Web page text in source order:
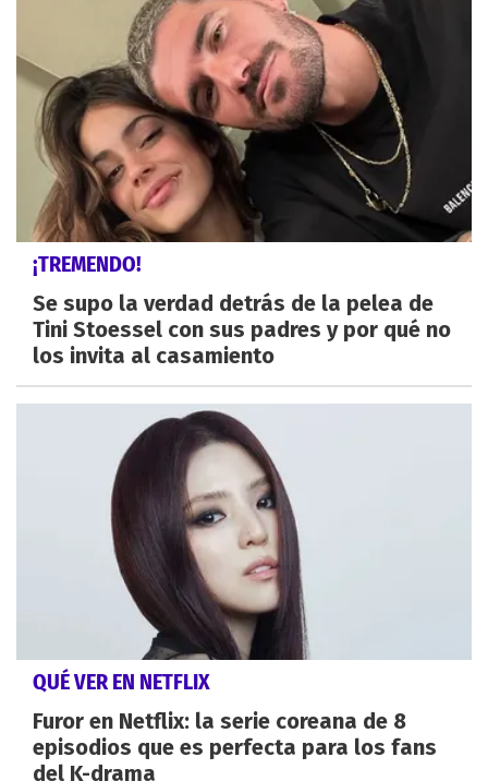
¡TREMENDO!
Se supo la verdad detrás de la pelea de
Tini Stoessel con sus padres y por qué no
los invita al casamiento
QUÉ VER EN NETFLIX
Furor en Netflix: la serie coreana de 8
episodios que es perfecta para los fans
del K-drama